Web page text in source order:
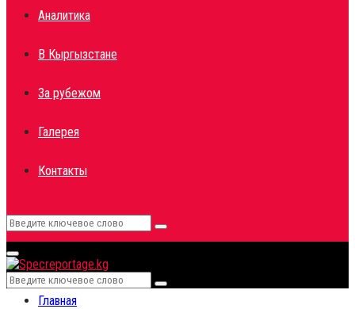
Аналитика
В Кыргызстане
За рубежом
Галерея
Контакты
Search
for:
Search
Primary
Menu
Search
for:
Search
Главная